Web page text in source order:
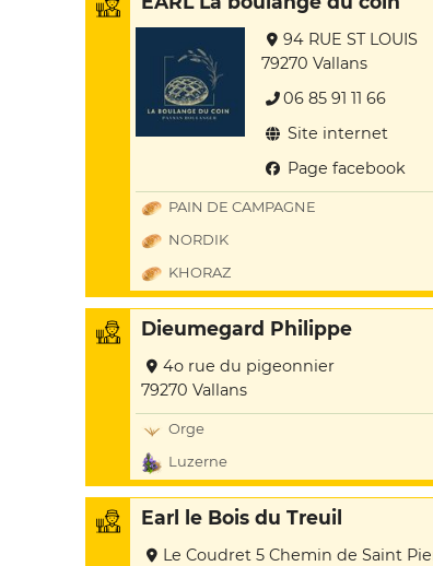
94 RUE ST LOUIS
79270 Vallans
06 85 91 11 66
Site internet
Page facebook
PAIN DE CAMPAGNE
NORDIK
KHORAZ
Dieumegard Philippe
4o rue du pigeonnier
79270 Vallans
Orge
Luzerne
Earl le Bois du Treuil
Le Coudret 5 Chemin de Saint